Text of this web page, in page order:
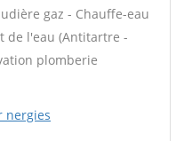
gaz - Chauffe-eau
de l'eau (Antitartre -
plomberie
nergies